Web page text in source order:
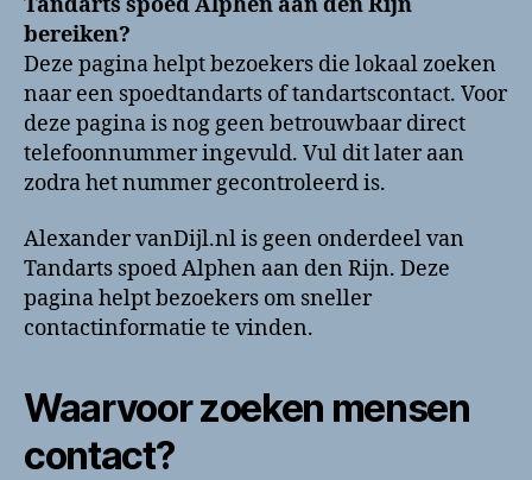
Rijn
bellen?
Telefoonnummer
en
contactinformatie
bereiken?
Deze pagina helpt bezoekers die lokaal zoeken
naar een spoedtandarts of tandartscontact. Voor
deze pagina is nog geen betrouwbaar direct
telefoonnummer ingevuld. Vul dit later aan
zodra het nummer gecontroleerd is.
Alexander vanDijl.nl is geen onderdeel van
Tandarts spoed Alphen aan den Rijn. Deze
pagina helpt bezoekers om sneller
contactinformatie te vinden.
Waarvoor zoeken mensen
contact?